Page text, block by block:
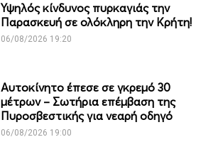
Υψηλός κίνδυνος πυρκαγιάς την
Παρασκευή σε ολόκληρη την Κρήτη!
06/08/2026 19:20
Αυτοκίνητο έπεσε σε γκρεμό 30
μέτρων – Σωτήρια επέμβαση της
Πυροσβεστικής για νεαρή οδηγό
06/08/2026 19:00